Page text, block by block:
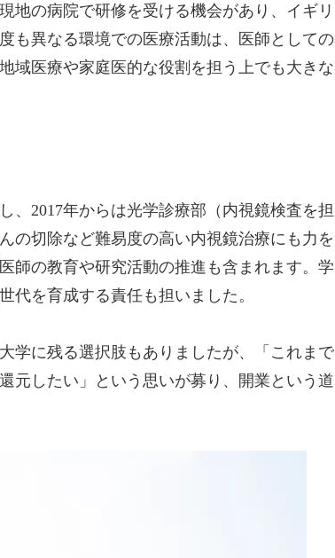
地の病院で研修を受ける機会があり、イギリ
も異なる環境での医療活動は、医師としての
域医療や家庭医的な役割を担う上でも大きな
、2017年からは光学診療部（内視鏡検査を担
の切除など難易度の高い内視鏡治療にも力を
師の教育や研究活動の推進も含まれます。学
代を育成する責任も担いました。
学に残る選択肢もありましたが、「これまで
元したい」という思いが募り、開業という道